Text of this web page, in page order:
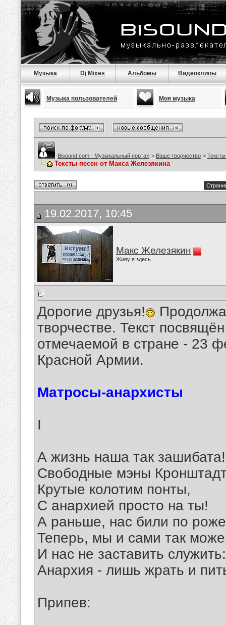
Музыка Dj Mixes Альбомы Видеоклипы
Музыка пользователей Моя музыка
Bisound.com - Музыкальный портал > Ваше творчество >
Тексты песен от Макса Железякина
19.02.2017, 10:45
Макс Железякин
Живу я здесь
Дорогие друзья!
творчестве. Текст
отмечаемой в стране - 23
Красной Армии.
Матросы-анархисты
I
А жизнь наша так зашибата!
Свободные мэны
Крутые колотим понты,
С анархией просто на ты!
А раньше, нас били по
Теперь, мы и сами так
И нас не заставить служить:
Анархия - лишь жрать и
Припев: